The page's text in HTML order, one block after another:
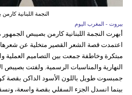
النجمة اللبنانية
بيروت - المغرب اليوم
أبهرت النجمة اللبنانية كارمن بصيبص
اعتمدت قصة الشعر القصير متخلية عن شعرها
مبتكرة وخاطفة جمعت بين التصاميم العملية
النهارية والمناسبات الرسمية. ولفتت بصيبص
جمبسوت طويل باللون الأسود الداكن بقصة
بينما انسدل الجزء السفلي بقصة واسعة،